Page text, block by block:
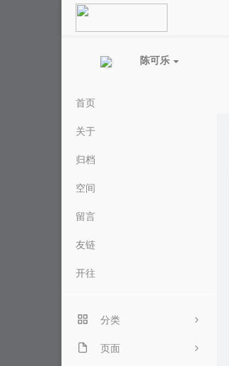
陈可乐
首页
关于
归档
空间
留言
友链
开往
分类
碎碎念
页面